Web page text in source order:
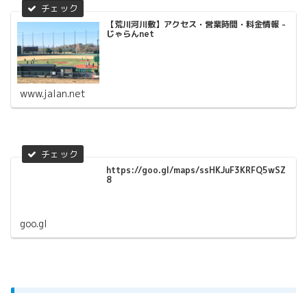
【荒川河川敷】アクセス・営業時間・料金情報 -
じゃらんnet
www.jalan.net
https://goo.gl/maps/ssHKJuF3KRFQ5wSZ
8
goo.gl